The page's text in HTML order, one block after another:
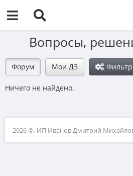
Вопросы,
Форум Мои ДЗ
Ничего не найдено.
2026 ©, ИП Иванов Дмитрий